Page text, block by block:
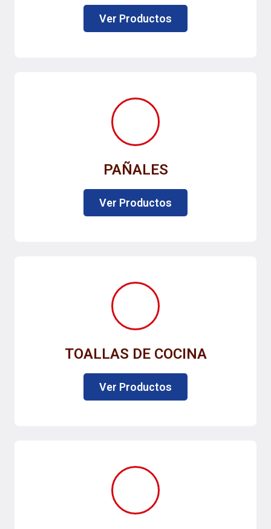
Ver Productos
PAÑALES
Ver Productos
TOALLAS DE COCINA
Ver Productos